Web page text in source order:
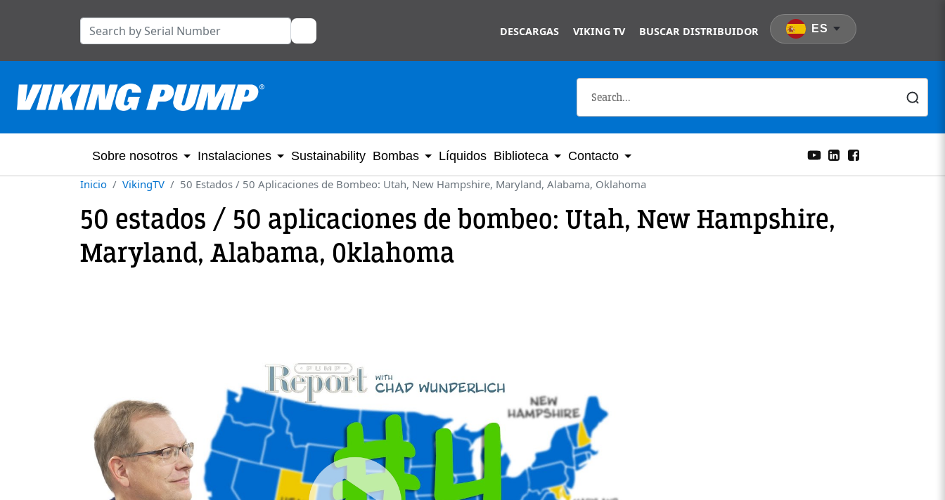
DESCARGAS VIKING TV BUSCAR DISTRIBUIDOR ES
Sobre nosotros Instalaciones Sustainability Bombas Líquidos Biblioteca Contacto
Inicio VikingTV 50 Estados / 50 Aplicaciones de Bombeo: Utah, New Hampshire, Maryland, Alabama, Oklahoma
50 estados / 50 aplicaciones de bombeo: Utah, New Hampshire,
Maryland, Alabama, Oklahoma